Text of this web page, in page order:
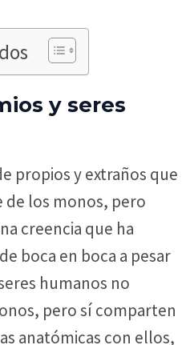
y seres
propios y extraños que
los monos, pero
creencia que ha
boca en boca a pesar
humanos no
pero sí comparten
anatómicas con ellos,